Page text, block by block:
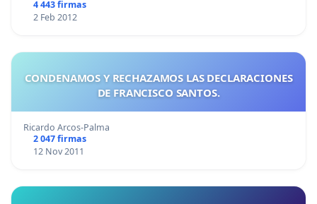
4 443 firmas
2 Feb 2012
CONDENAMOS Y RECHAZAMOS LAS DECLARACIONES
DE FRANCISCO SANTOS.
Ricardo Arcos-Palma
2 047 firmas
12 Nov 2011